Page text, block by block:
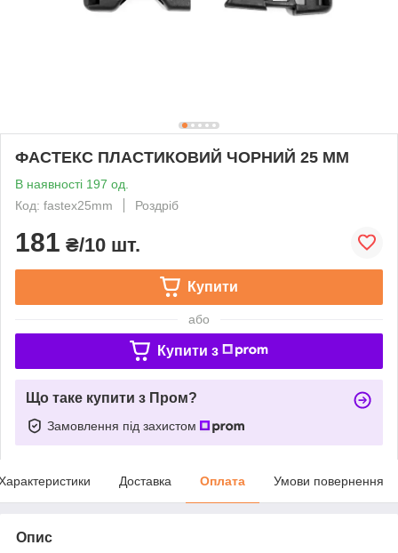
ФАСТЕКС ПЛАСТИКОВИЙ ЧОРНИЙ 25 ММ
В наявності 197 од.
Код: fastex25mm
Роздріб
181 ₴/10 шт.
Купити
або
Купити з
Що таке купити з Пром?
Замовлення під захистом
Доставка Оплата Умови повернення
Опис